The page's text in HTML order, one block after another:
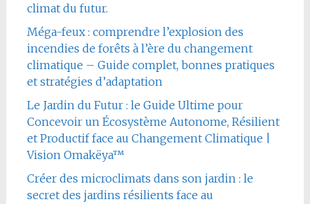
climat du futur.
Méga-feux : comprendre l’explosion des
incendies de forêts à l’ère du changement
climatique – Guide complet, bonnes pratiques
et stratégies d’adaptation
Le Jardin du Futur : le Guide Ultime pour
Concevoir un Écosystème Autonome, Résilient
et Productif face au Changement Climatique |
Vision Omakëya™
Créer des microclimats dans son jardin : le
secret des jardins résilients face au